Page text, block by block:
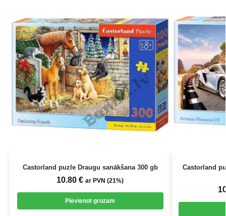
Castorland puzle Draugu sanākšana 300 gb
10.80€ ar PVN (21%)
Pievienot grozam
Castorland